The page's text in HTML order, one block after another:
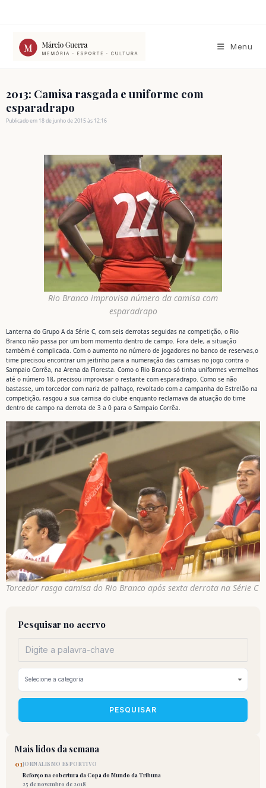
conteúdo
Menu
2013: Camisa rasgada e uniforme com
esparadrapo
Publicado em 18 de junho de 2015 às 12:16
Rio Branco improvisa número da camisa com
esparadrapo
Lanterna do Grupo A da Série C, com seis derrotas seguidas na competição, o Rio
Branco não passa por um bom momento dentro de campo. Fora dele, a situação
também é complicada. Com o aumento no número de jogadores no banco de reservas,o
time precisou encontrar um jeitinho para a numeração das camisas no jogo contra o
Sampaio Corrêa, na Arena da Floresta. Como o Rio Branco só tinha uniformes vermelhos
até o número 18, precisou improvisar o restante com esparadrapo. Como se não
bastasse, um torcedor com nariz de palhaço, revoltado com a campanha do Estrelão na
competição, rasgou a sua camisa do clube enquanto reclamava da atuação do time
dentro de campo na derrota de 3 a 0 para o Sampaio Corrêa.
Torcedor rasga camisa do Rio Branco após sexta derrota na Série C
Pesquisar no acervo
PESQUISAR
Mais lidos da semana
01JORNALISMO ESPORTIVO
Reforço na cobertura da Copa do Mundo da Tribuna
25 de novembro de 2018